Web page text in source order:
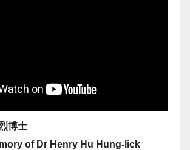
博士
of Dr Henry Hu Hung-lick